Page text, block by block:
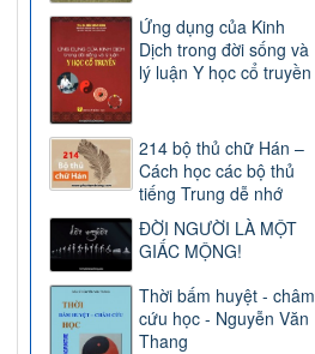
Ứng dụng của Kinh
Dịch trong đời sống và
lý luận Y học cổ truyền
214 bộ thủ chữ Hán –
Cách học các bộ thủ
tiếng Trung dễ nhớ
ĐỜI NGƯỜI LÀ MỘT
GIẤC MỘNG!
Thời bấm huyệt - châm
cứu học - Nguyễn Văn
Thang